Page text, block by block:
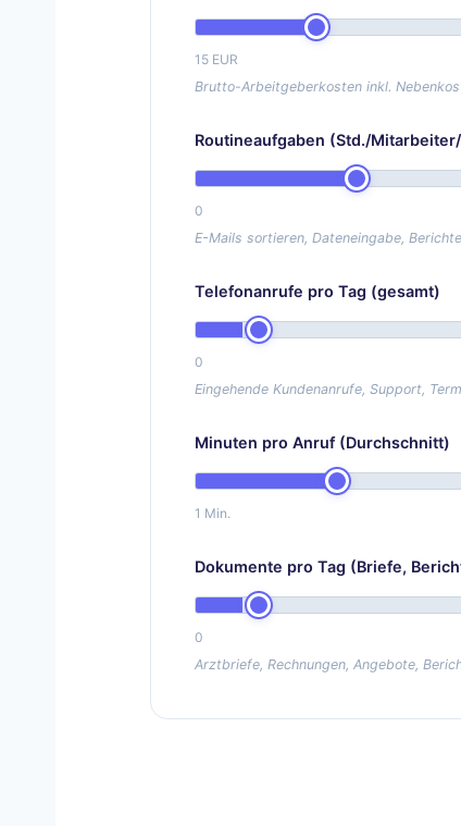
15 EUR
Brutto-Arbeitgeberkosten inkl.
Routineaufgaben (Std./
0
E-Mails sortieren, Dateneingabe,
Telefonanrufe pro Tag (gesamt)
0
Eingehende Kundenanrufe, Support,
Minuten pro Anruf (Durchschnitt)
1 Min.
Dokumente pro Tag (Briefe,
0
Arztbriefe, Rechnungen, Angebote,